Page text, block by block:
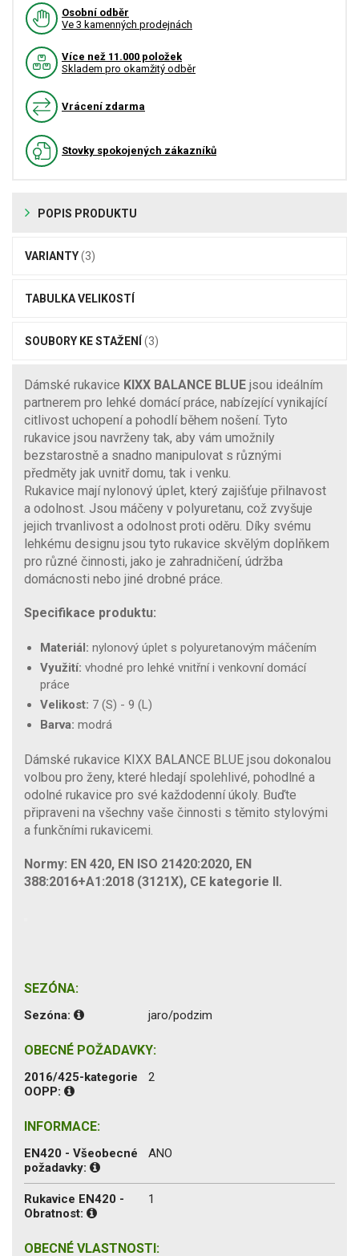
Osobní odběr
Ve 3 kamenných prodejnách
Více než 11.000 položek
Skladem pro okamžitý odběr
Vrácení zdarma
Stovky spokojených zákazníků
POPIS PRODUKTU
VARIANTY(3)
TABULKA VELIKOSTÍ
SOUBORY KE STAŽENÍ (3)
Dámské rukavice KIXX BALANCE BLUE jsou ideálním
partnerem pro lehké domácí práce, nabízející vynikající
citlivost uchopení a pohodlí během nošení. Tyto
rukavice jsou navrženy tak, aby vám umožnily
bezstarostně a snadno manipulovat s různými
předměty jak uvnitř domu, tak i venku.
Rukavice mají nylonový úplet, který zajišťuje přilnavost
a odolnost. Jsou máčeny v polyuretanu, což zvyšuje
jejich trvanlivost a odolnost proti oděru. Díky svému
lehkému designu jsou tyto rukavice skvělým doplňkem
pro různé činnosti, jako je zahradničení, údržba
domácnosti nebo jiné drobné práce.
Specifikace produktu:
Materiál: nylonový úplet s polyuretanovým máčením
Využití: vhodné pro lehké vnitřní i venkovní domácí
práce
Velikost: 7 (S) - 9 (L)
Barva: modrá
Dámské rukavice KIXX BALANCE BLUE jsou dokonalou
volbou pro ženy, které hledají spolehlivé, pohodlné a
odolné rukavice pro své každodenní úkoly. Buďte
připraveni na všechny vaše činnosti s těmito stylovými
a funkčními rukavicemi.
Normy: EN 420, EN ISO 21420:2020, EN
388:2016+A1:2018 (3121X), CE kategorie II.
SEZÓNA:
Sezóna: jaro/podzim
OBECNÉ POŽADAVKY:
2016/425-kategorie
OOPP:
2
INFORMACE:
EN420 - Všeobecné
požadavky:
ANO
Rukavice EN420 -
Obratnost:
1
OBECNÉ VLASTNOSTI: